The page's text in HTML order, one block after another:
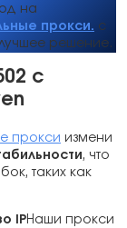
на
прокси. с
решение.
с
прокси измени
, что
таких как
IPНаши прокси